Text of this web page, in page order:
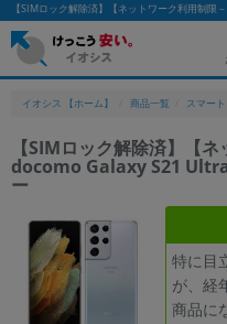
【SIMロック解除済】【ネットワーク利用制
イオシス 【ホーム】 商品一覧 スマー
【SIMロック解除済】【ネ
docomo Galaxy S21
ー
特に目
が、経
商品に
かんたんパソコ
フリーワード
除外ワード